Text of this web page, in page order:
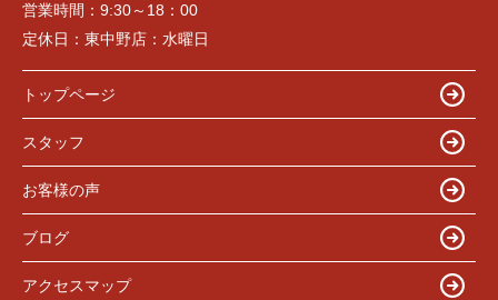
営業時間： 9:30～18：00
定休日： 東中野店：水曜日
トップページ
スタッフ
お客様の声
ブログ
アクセスマップ